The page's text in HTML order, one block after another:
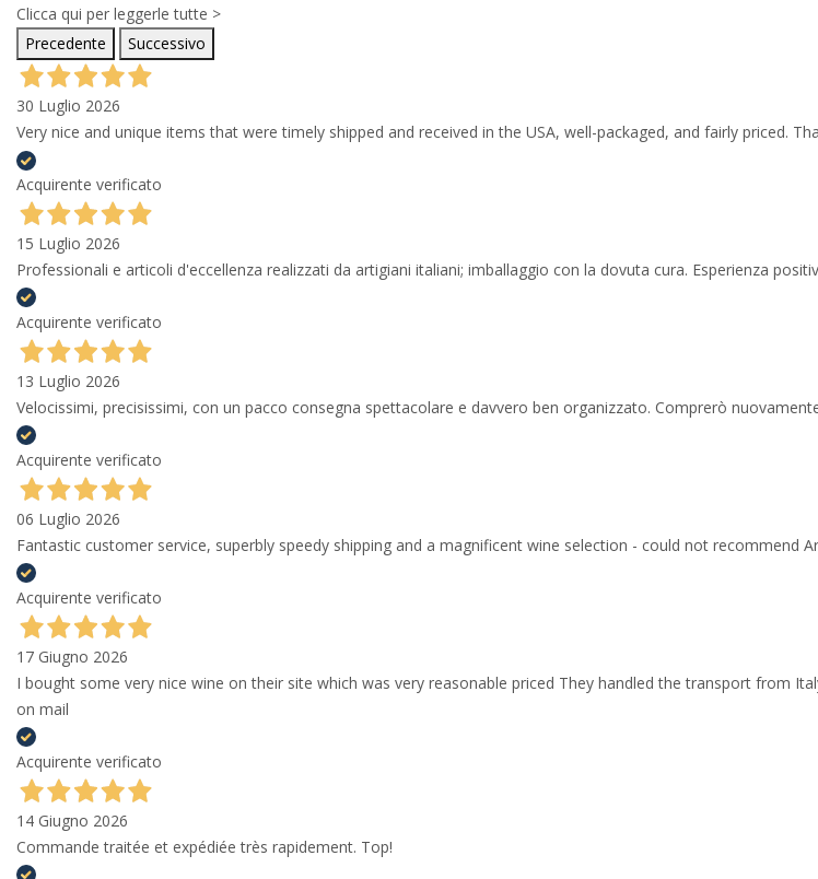
Clicca qui per leggerle tutte >
Precedente
Successivo
30 Luglio 2026
Very nice and unique items that were timely shipped and received in the USA, well-packaged, and fairly priced.
Acquirente verificato
15 Luglio 2026
Professionali e articoli d'eccellenza realizzati da artigiani italiani; imballaggio con la dovuta cura. Esperienza
Acquirente verificato
13 Luglio 2026
Velocissimi, precisissimi, con un pacco consegna spettacolare e davvero ben organizzato. Comprerò
Acquirente verificato
06 Luglio 2026
Fantastic customer service, superbly speedy shipping and a magnificent wine selection - could not recommend
Acquirente verificato
17 Giugno 2026
I bought some very nice wine on their site which was very reasonable priced They handled the transport from
on mail
Acquirente verificato
14 Giugno 2026
Commande traitée et expédiée très rapidement. Top!